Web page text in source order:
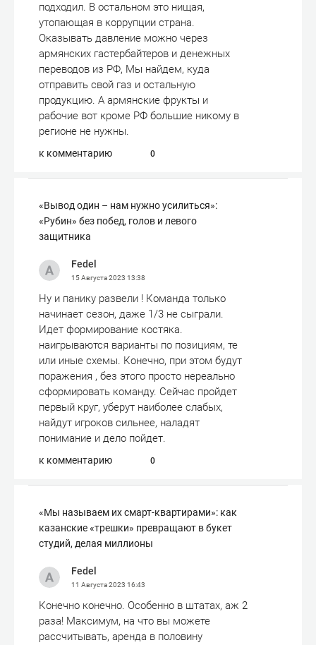
подходил. В остальном это нищая,
утопающая в коррупции страна.
Оказывать давление можно через
армянских гастербайтеров и денежных
переводов из РФ, Мы найдем, куда
отправить свой газ и остальную
продукцию. А армянские фрукты и
рабочие вот кроме РФ большие никому в
регионе не нужны.
к комментарию 0
«Вывод один – нам нужно усилиться»:
«Рубин» без побед, голов и левого
защитника
Fedel
15 Августа 2023 13:38
Ну и панику развели ! Команда только
начинает сезон, даже 1/3 не сыграли.
Идет формирование костяка.
наигрываются варианты по позициям, те
или иные схемы. Конечно, при этом будут
поражения , без этого просто нереально
сформировать команду. Сейчас пройдет
первый круг, уберут наиболее слабых,
найдут игроков сильнее, наладят
понимание и дело пойдет.
к комментарию 0
«Мы называем их смарт-квартирами»: как
казанские «трешки» превращают в букет
студий, делая миллионы
Fedel
11 Августа 2023 16:43
Конечно конечно. Особенно в штатах, аж 2
раза! Максимум, на что вы можете
рассчитывать, аренда в половину